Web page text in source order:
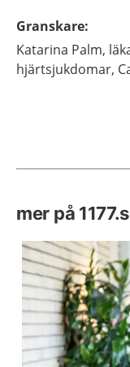
Granskare:
Katarina Palm,
hjärtsjukdomar,
mer på